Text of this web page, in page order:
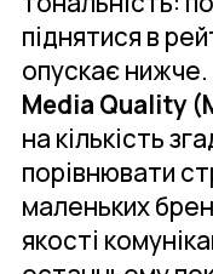
піднятися в
опускає нижче.
Media Quality
на кількість
порівнювати
маленьких
якості